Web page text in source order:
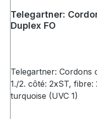
Telegartner:
Duplex FO
Telegartner: Cordons
1./2. côté: 2xST, fibre:
turquoise (UVC 1)